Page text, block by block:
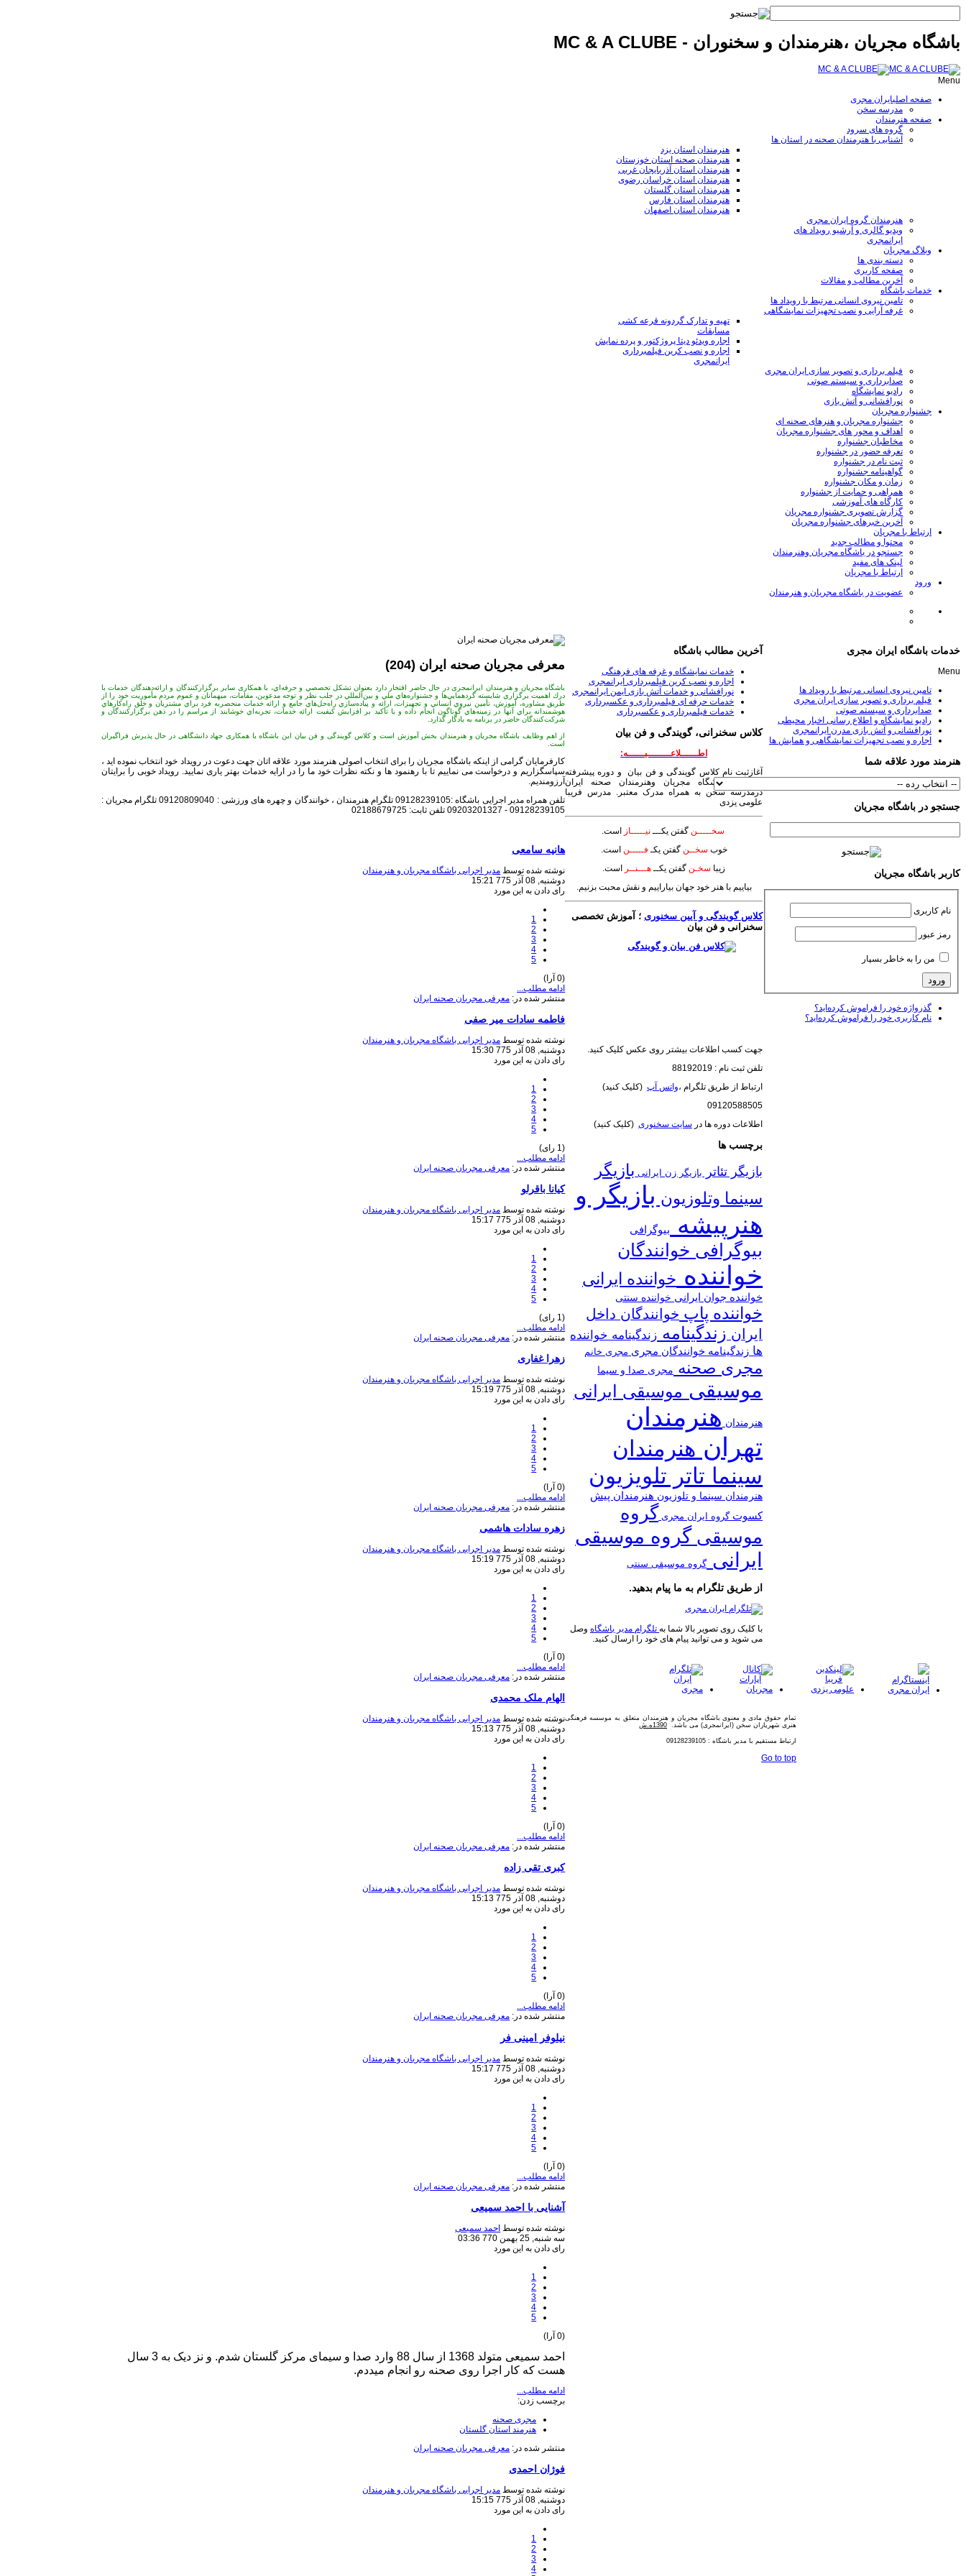
باشگاه مجریان ،هنرمندان و سخنوران - MC & A CLUBE
Menu
صفحه اصلیایران مجری
مدرسه سخن
صفحه هنرمندان
گروه های سرود
آشنایی با هنرمندان صحنه در استان ها
هنرمندان استان یزد
هنرمندان صحنه استان خوزستان
هنرمندان استان آذربایجان غربی
هنرمندان استان خراسان رضوی
هنرمندان استان گلستان
هنرمندان استان فارس
هنرمندان استان اصفهان
هنرمندان گروه ایران مجری
ویدیو گالری و آرشیو رویداد های
ایرانمجری
وبلاگ مجریان
دسته بندی ها
صفحه کاربری
آخرین مطالب و مقالات
خدمات باشگاه
تامین نیروی انسانی مرتبط با رویداد ها
غرفه آرایی و نصب تجهیزات نمایشگاهی
تهیه و تدارک گردونه قرعه کشی
مسابقات
اجاره ویدئو دیتا پروژکتور و پرده نمایش
اجاره و نصب کرین فیلمبرداری
ایرانمجری
فیلم برداری و تصویر سازی ایران مجری
صدابرداری و سیستم صوتی
رادیو نمایشگاه
نورافشانی و آتش بازی
جشنواره مجریان
جشنواره مجریان و هنرهای صحنه ای
اهداف و محور های جشنواره مجریان
مخاطبان جشنواره
تعرفه حضور در جشنواره
ثبت نام در جشنواره
گواهینامه جشنواره
زمان و مکان جشنواره
همراهی و حمایت از جشنواره
کارگاه های آموزشی
گزارش تصویری جشنواره مجریان
آخرین خبرهای جشنواره مجریان
ارتباط با مجریان
محتوا و مطالب جدید
جستجو در باشگاه مجریان وهنرمندان
لینک های مفید
ارتباط با مجریان
ورود
عضویت در باشگاه مجریان و هنرمندان
معرفی مجریان صحنه ایران (204)
باشگاه مجریان و هنرمندان ایرانمجری در حال حاضر افتخار دارد بعنوان تشكل تخصصي و حرفه‌اي، با همکاری سایر برگزاركنندگان و ارائه‌دهندگان خدمات با
درك اهميت برگزاري شايسته گردهمايي‌ها و جشنواره‌هاي ملي و بين‌المللي در جلب نظر و توجه مدعوين، مقامات، میهمانان و عموم مردم مأموريت خود را از
طريق مشاوره‌، آموزش، تأمين نيروي انساني و تجهيزات، ارائه و پياده‌سازي راه‌حل‌هاي جامع و ارائه خدمات منحصربه فرد براي مشتريان و خلق راه‌كارهاي
هوشمندانه براي آنها در زمينه‌هاي گوناگون انجام داده و با تأكيد بر افزايش كيفيت ارائه خدمات، تجربه‌اي خوشايند از مراسم را در ذهن برگزاركنندگان و
شركت‌كنندگان حاضر در برنامه به يادگار گذارد.
از اهم وظایف باشگاه مجریان و هنرمندان بخش آموزش است و کلاس گویندگی و فن بیان این باشگاه با همکاری جهاد دانشگاهی در حال پذیرش فراگیران
است.
کارفرمایان گرامی از اینکه باشگاه مجریان را برای انتخاب اصولی هنرمند مورد علاقه اتان جهت دعوت در رویداد خود انتخاب نموده اید ،
سپاسگزاریم و درخواست می نماییم تا با رهنمود ها و نکته نظرات خود ما را در ارایه خدمات بهتر یاری نمایید. رویداد خوبی را برایتان
آرزومندیم.
تلفن همراه مدیر اجرایی باشگاه :09128239105 تلگرام هنرمندان ، خوانندگان و چهره های ورزشی : 09120809040 تلگرام مجریان :
09128239105 - 09203201327 تلفن ثابت: 02188679725
هانیه سامعی
نوشته شده توسط مدیر اجرایی باشگاه مجریان و هنرمندان
دوشنبه, 08 آذر 775 15:21
رای دادن به این مورد
1
2
3
4
5
(0 آرا)
ادامه مطلب...
منتشر شده در: معرفی مجریان صحنه ایران
فاطمه سادات میر صفی
نوشته شده توسط مدیر اجرایی باشگاه مجریان و هنرمندان
دوشنبه, 08 آذر 775 15:30
رای دادن به این مورد
1
2
3
4
5
(1 رای)
ادامه مطلب...
منتشر شده در: معرفی مجریان صحنه ایران
کیانا باقرلو
نوشته شده توسط مدیر اجرایی باشگاه مجریان و هنرمندان
دوشنبه, 08 آذر 775 15:17
رای دادن به این مورد
1
2
3
4
5
(1 رای)
ادامه مطلب...
منتشر شده در: معرفی مجریان صحنه ایران
زهرا غفاری
نوشته شده توسط مدیر اجرایی باشگاه مجریان و هنرمندان
دوشنبه, 08 آذر 775 15:19
رای دادن به این مورد
1
2
3
4
5
(0 آرا)
ادامه مطلب...
منتشر شده در: معرفی مجریان صحنه ایران
زهره سادات هاشمی
نوشته شده توسط مدیر اجرایی باشگاه مجریان و هنرمندان
دوشنبه, 08 آذر 775 15:19
رای دادن به این مورد
1
2
3
4
5
(0 آرا)
ادامه مطلب...
منتشر شده در: معرفی مجریان صحنه ایران
الهام ملک محمدی
نوشته شده توسط مدیر اجرایی باشگاه مجریان و هنرمندان
دوشنبه, 08 آذر 775 15:13
رای دادن به این مورد
1
2
3
4
5
(0 آرا)
ادامه مطلب...
منتشر شده در: معرفی مجریان صحنه ایران
کبری تقی زاده
نوشته شده توسط مدیر اجرایی باشگاه مجریان و هنرمندان
دوشنبه, 08 آذر 775 15:13
رای دادن به این مورد
1
2
3
4
5
(0 آرا)
ادامه مطلب...
منتشر شده در: معرفی مجریان صحنه ایران
نیلوفر امینی فر
نوشته شده توسط مدیر اجرایی باشگاه مجریان و هنرمندان
دوشنبه, 08 آذر 775 15:17
رای دادن به این مورد
1
2
3
4
5
(0 آرا)
ادامه مطلب...
منتشر شده در: معرفی مجریان صحنه ایران
آشنایی با احمد سمیعی
نوشته شده توسط احمد سمیعی
سه شنبه, 25 بهمن 770 03:36
رای دادن به این مورد
1
2
3
4
5
(0 آرا)
احمد سمیعی متولد 1368 از سال 88 وارد صدا و سیمای مرکز گلستان شدم. و نز دیک به 3 سال
هست که کار اجرا روی صحنه رو انجام میددم.
ادامه مطلب...
برچسب زدن:
مجری صحنه
هنرمند استان گلستان
منتشر شده در: معرفی مجریان صحنه ایران
فوژان احمدی
نوشته شده توسط مدیر اجرایی باشگاه مجریان و هنرمندان
دوشنبه, 08 آذر 775 15:15
رای دادن به این مورد
1
2
3
4
آخرین مطالب باشگاه
خدمات نمایشگاه و غرفه های فرهنگی
اجاره و نصب کرین فیلمبرداری ایرانمجری
نورافشانی و خدمات آتش بازی ایمن ایرانمجری
خدمات حرفه ای فیلمبرداری و عکسبرداری
خدمات فیلمبرداری و عکسبرداری
کلاس سخنرانی، گویندگی و فن بیان
اطــــــلاعــــــــیــــــه:
آغازثبت نام کلاس گویندگی و فن بیان و دوره پیشرفته
سخنرانی باشگاه مجریان وهنرمندان صحنه ایران
درمدرسه سخن به همراه مدرک معتبر. مدرس فریبا
علومی یزدی
سخـــــن گفتن یکـــنیـــــاز
است.
خوب سخــن گفتن یکـ فـــــن است.
زیبا سخـنگفتن یکــهـــنــر
است.
بیاییم با هنر خود جهان بیاراییم و نقش محبت بزنیم.
کلاس گویندگی و آیین سخنوری؛ آموزش تخصصی
سخنرانی و فن بیان
جهت کسب اطلاعات بیشتر روی عکس کلیک کنید.
تلفن ثبت نام : 88192019
ارتباط از طریق تلگرام ،واتس آپ(کلیک کنید)
09120588505
اطلاعات دوره ها در سایت سخنوری(کلیک کنید)
برچسب ها
بازیگر تئاتر بازیگر زن ایرانی بازیگر
سینما وتلوزیون بازیگر و
هنرپیشه
بیوگرافی
بیوگرافی خوانندگان
خواننده خواننده ایرانی
خواننده جوان ایرانی خواننده سنتی
خواننده پاپ خوانندگان داخل
ایران زندگینامه زندگینامه خواننده
ها زندگینامه خوانندگان مجری مجری خانم
مجری صحنه مجری صدا و سیما
موسیقی موسیقی ایرانی
هنرمندان هنرمندان
تهران هنرمندان
سینما تاتر تلویزیون
هنرمندان سینما و تلوزیون هنرمندان پیش
کسوتگروه ایران مجری گروه
موسیقیگروه موسیقی
ایرانیگروه موسیقی سنتی
از طریق تلگرام به ما پیام بدهید.
با کلیک روی تصویر بالا شما بهتلگرام مدیر باشگاهوصل
می شوید و می توانید پیام های خود را ارسال کنید.
خدمات باشگاه ایران مجری
Menu
تامین نیروی انسانی مرتبط با رویداد ها
فیلم برداری و تصویر سازی ایران مجری
صدابرداری و سیستم صوتی
رادیو نمایشگاه و اطلاع رسانی اخبار محیطی
نورافشانی و آتش بازی مدرن ایرانمجری
اجاره و نصب تجهیزات نمایشگاهی و همایش ها
هنرمند مورد علاقه شما
جستجو در باشگاه مجریان
کاربر باشگاه مجریان
نام کاربری
رمز عبور
من را به خاطر بسپار
گذرواژه خود را فراموش کرده‌اید؟
نام کاربری خود را فراموش کرده‌اید؟
تمام حقوق مادی و معنوی باشگاه مجریان و هنرمندان متعلق به موسسه فرهنگی
هنری شهریاران سخن (ایرانمجری) می باشد. 1390ه.ش
ارتباط مستقیم با مدیر باشگاه : 09128239105
Go to top